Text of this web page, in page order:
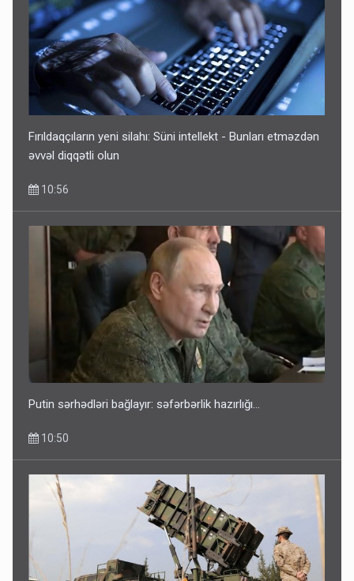
Fırıldaqçıların yeni silahı: Süni intellekt - Bunları etməzdən
əvvəl diqqətli olun
10:56
Putin sərhədləri bağlayır: səfərbərlik hazırlığı...
10:50